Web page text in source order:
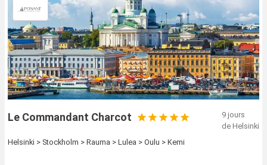
Ports Compagnies
Rechercher
Le Commandant Charcot
9 jours
de Helsinki
Helsinki > Stockholm > Rauma > Lulea > Oulu > Kemi